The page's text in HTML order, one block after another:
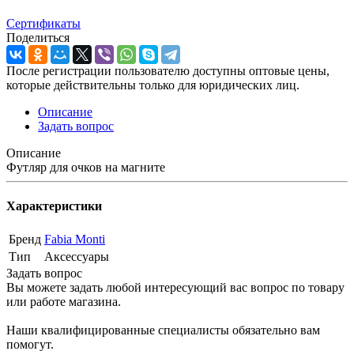
Сертификаты
Поделиться
После регистрации пользователю доступны оптовые цены,
которые действительны только для юридических лиц.
Описание
Задать вопрос
Описание
Футляр для очков на магните
Характеристики
Бренд Fabia Monti
Тип
Аксессуары
Задать вопрос
Вы можете задать любой интересующий вас вопрос по товару
или работе магазина.
Наши квалифицированные специалисты обязательно вам
помогут.